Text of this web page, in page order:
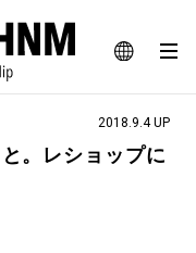
JA
EN
SNAP
タイルWEBマガジン
2018.9.4 UP
。レショップに